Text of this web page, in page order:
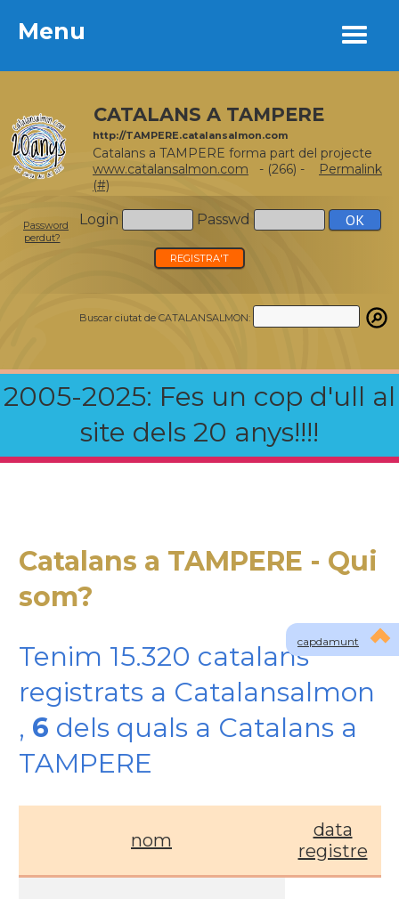
Menu
CATALANS A TAMPERE
http://TAMPERE.catalansalmon.com
Catalans a TAMPERE forma part del projecte
www.catalansalmon.com - (266) -
Permalink
(#)
Login Passwd
Password
perdut?
REGISTRA'T
Buscar ciutat de CATALANSALMON:
2005-2025: Fes un cop d'ull al
site dels 20 anys!!!!
Menu
capdamunt
Catalans a TAMPERE - Qui
som?
Tenim 15.320 catalans
registrats a Catalansalmon
, 6 dels quals a Catalans a
TAMPERE
nom
data
registre